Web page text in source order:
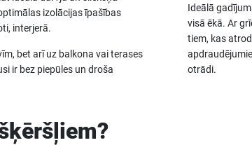
izolācijas īpašības
interjerā.
bet arī uz balkona vai terases
ir bez piepūles un droša
Ideālā
visā ēkā. Ar
tiem, kas
otrādi.